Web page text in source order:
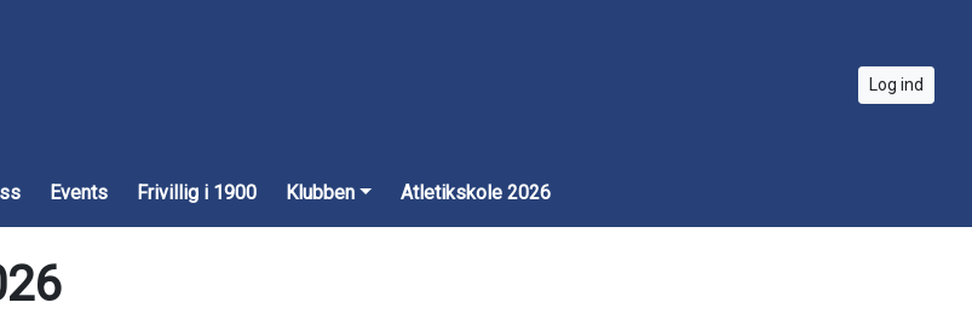
Log ind
Events Frivillig i 1900 Klubben Atletikskole 2026